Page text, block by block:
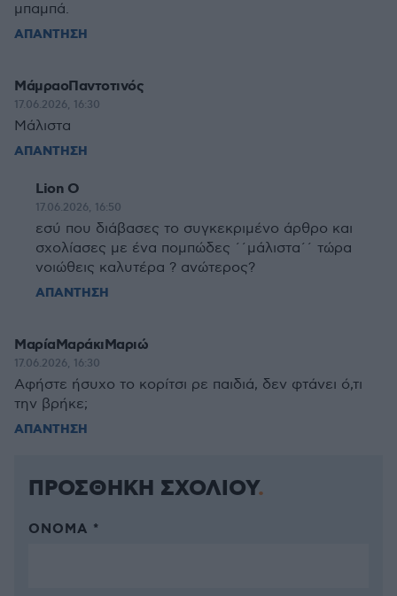
μπαμπά.
ΑΠΑΝΤΗΣΗ
ΜάμραοΠαντοτινός
17.06.2026, 16:30
Μάλιστα
ΑΠΑΝΤΗΣΗ
Lion O
17.06.2026, 16:50
εσύ που διάβασες το συγκεκριμένο άρθρο και
σχολίασες με ένα πομπώδες ΄΄μάλιστα΄΄ τώρα
νοιώθεις καλυτέρα ? ανώτερος?
ΑΠΑΝΤΗΣΗ
ΜαρίαΜαράκιΜαριώ
17.06.2026, 16:30
Αφήστε ήσυχο το κορίτσι ρε παιδιά, δεν φτάνει ό,τι
την βρήκε;
ΑΠΑΝΤΗΣΗ
ΠΡΟΣΘΗΚΗ ΣΧΟΛΙΟΥ
ΌΝΟΜΑ *